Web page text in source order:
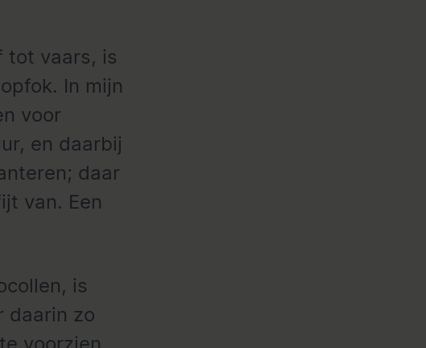
tot vaars, is
In mijn
voor
en daarbij
daar
van. Een
is
daarin zo